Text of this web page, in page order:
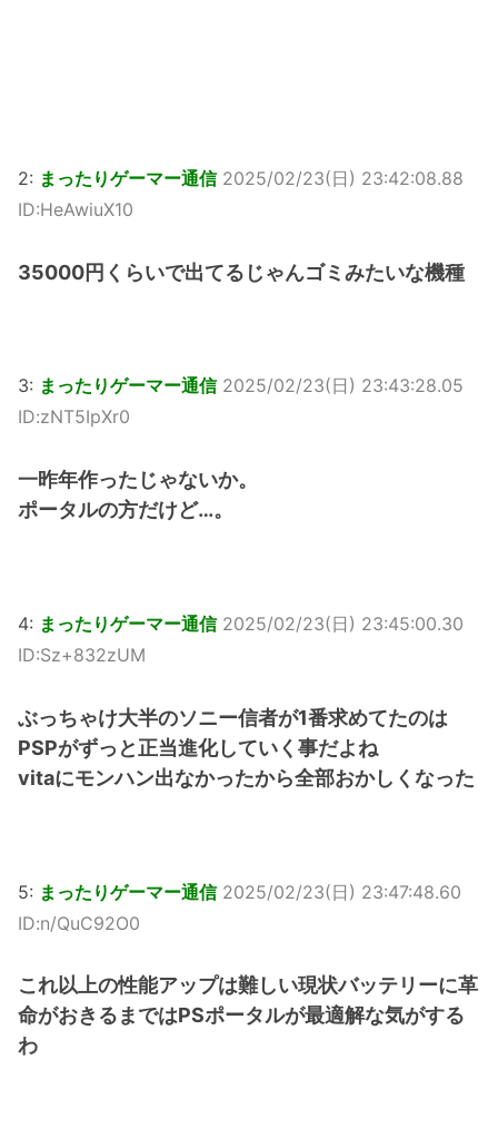
2: まったりゲーマー通信 2025/02/23(日) 23:42:08.88
ID:HeAwiuX10
35000円くらいで出てるじゃんゴミみたいな機種
3: まったりゲーマー通信 2025/02/23(日) 23:43:28.05
ID:zNT5IpXr0
一昨年作ったじゃないか。
ポータルの方だけど…。
4: まったりゲーマー通信 2025/02/23(日) 23:45:00.30
ID:Sz+832zUM
ぶっちゃけ大半のソニー信者が1番求めてたのは
PSPがずっと正当進化していく事だよね
vitaにモンハン出なかったから全部おかしくなった
5: まったりゲーマー通信 2025/02/23(日) 23:47:48.60
ID:n/QuC92O0
これ以上の性能アップは難しい現状バッテリーに革
命がおきるまではPSポータルが最適解な気がする
わ